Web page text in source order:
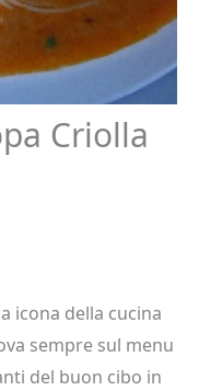
Criolla
icona della cucina
sempre sul menu
del buon cibo in